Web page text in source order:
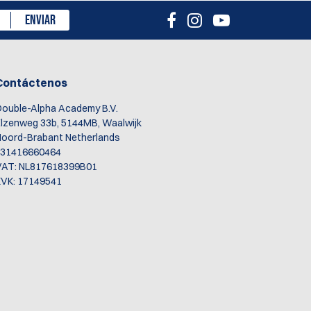
ENVIAR
Alpha Academy B.V.
33b, 5144MB, Waalwijk
Brabant Netherlands
NL817618399B01
17149541